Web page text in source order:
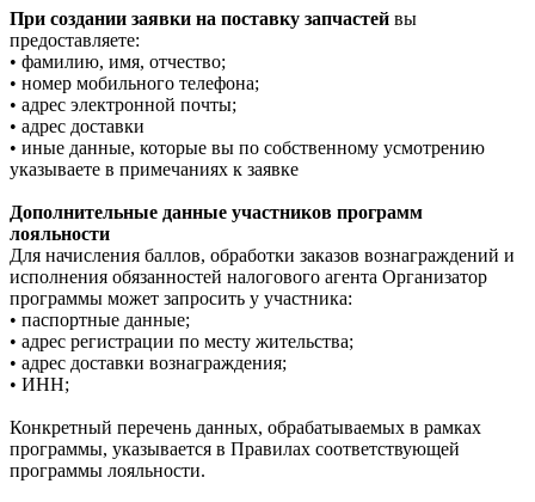
При создании заявки на поставку запчастей вы
предоставляете:
• фамилию, имя, отчество;
• номер мобильного телефона;
• адрес электронной почты;
• адрес доставки
• иные данные, которые вы по собственному усмотрению
указываете в примечаниях к заявке
Дополнительные данные участников программ
лояльности
Для начисления баллов, обработки заказов вознаграждений и
исполнения обязанностей налогового агента Организатор
программы может запросить у участника:
• паспортные данные;
• адрес регистрации по месту жительства;
• адрес доставки вознаграждения;
• ИНН;
Конкретный перечень данных, обрабатываемых в рамках
программы, указывается в Правилах соответствующей
программы лояльности.